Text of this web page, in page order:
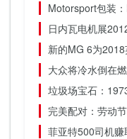
Motorsport包装
日内瓦电机展
新的MG 6为
大众将冷水倒在
垃圾场宝石：
完美配对：劳动
菲亚特500司机